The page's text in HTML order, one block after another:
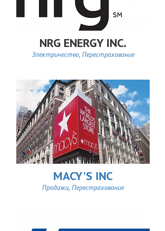
NRG ENERGY INC.
Электричество, Перестрахование
MACY'S INC
Продажи, Перестрахование